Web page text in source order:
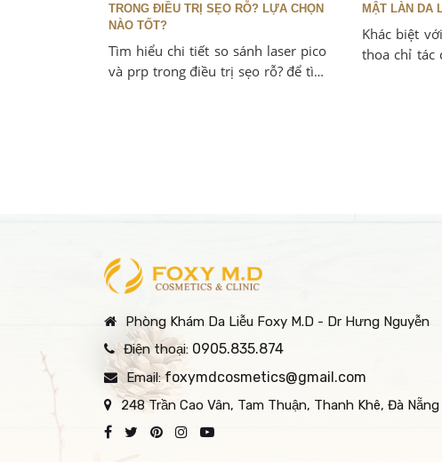
TRONG ĐIỀU TRỊ SẸO RỖ? LỰA CHỌN
NÀO TỐT?
Tìm hiểu chi tiết so sánh laser pico
và prp trong điều trị sẹo rỗ? để tìm
không cần nghỉ dưỡng lâu, đảm
bảo an toàn và hiệu quả vượt trội.
MẬT LÀN DA
Khác biệt
thoa chỉ tác
hoạt chất
tầng trung
Phòng Khám Da Liễu Foxy M.D - Dr Hưng Nguyễn
Điện thoại: 0905.835.874
Email:foxymdcosmetics@gmail.com
248 Trần Cao Vân, Tam Thuận, Thanh Khê, Đà Nẵng